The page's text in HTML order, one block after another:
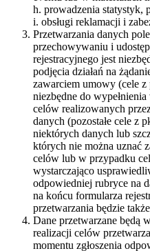
h. prowadzenia statystyk,
i. obsługi reklamacji i
Przetwarzania danych
przechowywaniu i
rejestracyjnego jest
podjęcia działań na
zawarciem umowy (cele
niezbędne do
celów realizowanych
danych (pozostałe cele z
niektórych danych lub
których nie można uznać
celów lub w przypadku
wystarczająco
odpowiedniej rubryce na
na końcu formularza
przetwarzania będzie
Dane przetwarzane będą
realizacji celów
momentu zgłoszenia